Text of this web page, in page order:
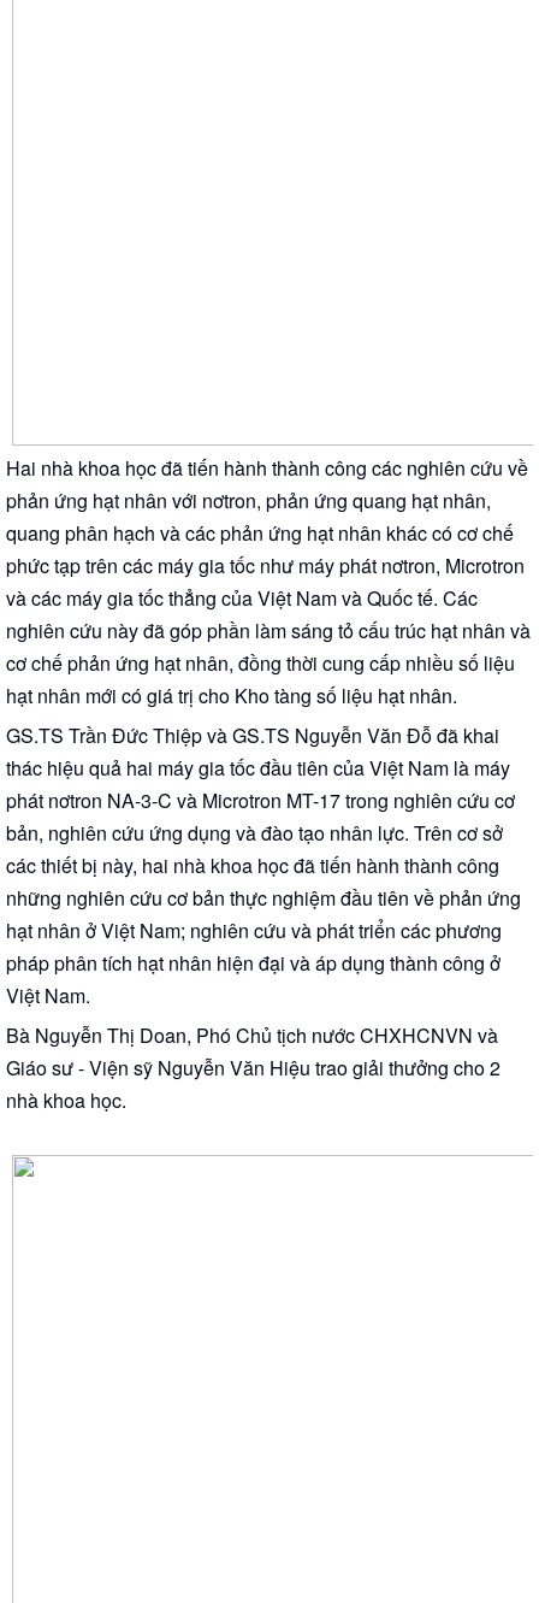
Hai nhà khoa học đã tiến hành thành công các nghiên cứu về
phản ứng hạt nhân với nơtron, phản ứng quang hạt nhân,
quang phân hạch và các phản ứng hạt nhân khác có cơ chế
phức tạp trên các máy gia tốc như máy phát nơtron, Microtron
và các máy gia tốc thẳng của Việt Nam và Quốc tế. Các
nghiên cứu này đã góp phần làm sáng tỏ cấu trúc hạt nhân và
cơ chế phản ứng hạt nhân, đồng thời cung cấp nhiều số liệu
hạt nhân mới có giá trị cho Kho tàng số liệu hạt nhân.
GS.TS Trần Đức Thiệp và GS.TS Nguyễn Văn Đỗ đã khai
thác hiệu quả hai máy gia tốc đầu tiên của Việt Nam là máy
phát nơtron NA-3-C và Microtron MT-17 trong nghiên cứu cơ
bản, nghiên cứu ứng dụng và đào tạo nhân lực. Trên cơ sở
các thiết bị này, hai nhà khoa học đã tiến hành thành công
những nghiên cứu cơ bản thực nghiệm đầu tiên về phản ứng
hạt nhân ở Việt Nam; nghiên cứu và phát triển các phương
pháp phân tích hạt nhân hiện đại và áp dụng thành công ở
Việt Nam.
Bà Nguyễn Thị Doan, Phó Chủ tịch nước CHXHCNVN và
Giáo sư - Viện sỹ Nguyễn Văn Hiệu trao giải thưởng cho 2
nhà khoa học.